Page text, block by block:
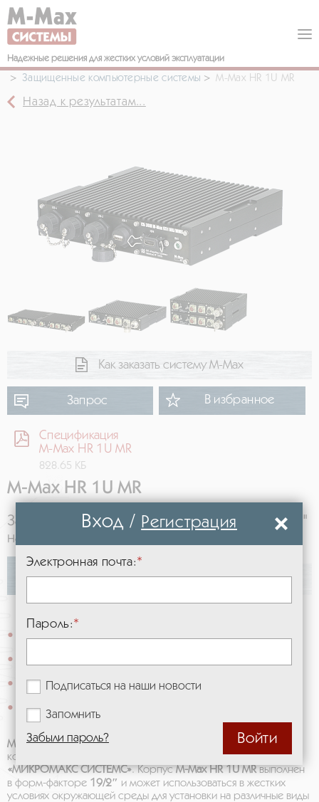
Надежные решения для жестких условий эксплуатации
Компьютеры для тяжелых условий эксплуатации
Защищенные компьютерные системы
M-Max HR 1U MR
Назад к результатам...
Как заказать систему М-Мах
Запрос В избранное
Спецификация
M-Max HR 1U MR
828.65 КБ
M-Max HR 1U MR
Защищенный компьютер форм-фактора 19/2"
на базе платы MM-CBE
Описание Спецификация
Защита от пыли и влаги IP66
Рабочая температура: от -40 до +70 °C
M-Max HR 1U MR— это защищенный промышленный
компьютер на базе платы
, производства компании
«МИКРОМАКС СИСТЕМС». КорпусM-Max HR 1U MRвыполнен
в форм-факторе 19/2″ и может использоваться в жестких
условиях окружающей среды для установки на различные виды
Вход / Регистрация
Электронная почта:
Пароль:
Подписаться на наши новости
Запомнить
Забыли пароль?